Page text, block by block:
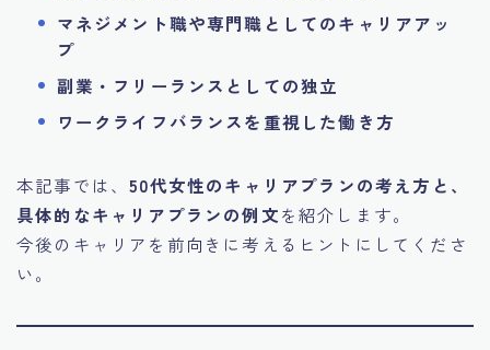
マネジメント職や専門職としてのキャリアアッ
プ
副業・フリーランスとしての独立
ワークライフバランスを重視した働き方
本記事では、50代女性のキャリアプランの考え方と、
具体的なキャリアプランの例文を紹介します。
今後のキャリアを前向きに考えるヒントにしてくださ
い。